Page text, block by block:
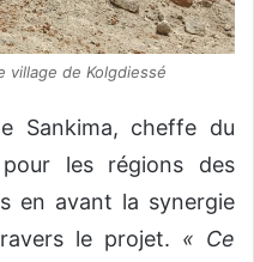
village de Kolgdiessé
Sankima, cheffe du
les régions des
en avant la synergie
le projet. « Ce